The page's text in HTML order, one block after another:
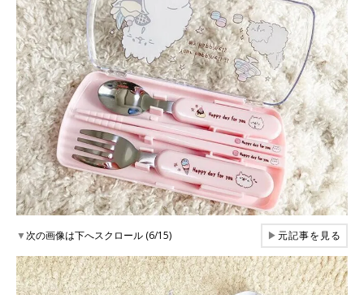
▼次の画像は下へスクロール (6/15) ▶元記事を見る